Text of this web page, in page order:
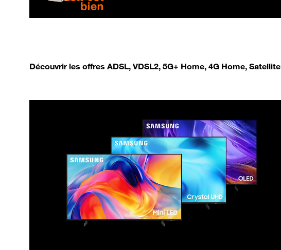
Découvrir les offres ADSL, VDSL2, 5G+ Home, 4G Home, Satellite